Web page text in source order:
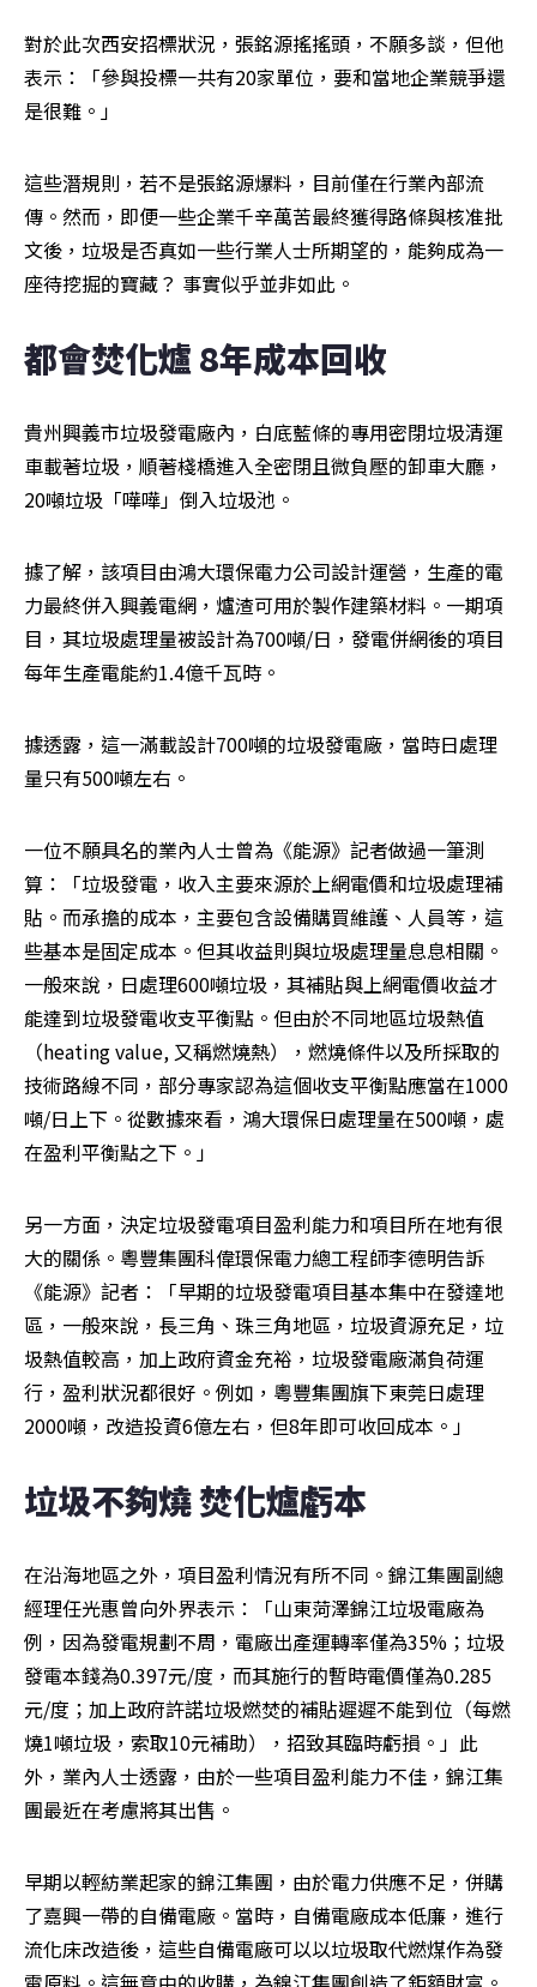
對於此次西安招標狀況，張銘源搖搖頭，不願多談，但他
表示：「參與投標一共有20家單位，要和當地企業競爭還
是很難。」
這些潛規則，若不是張銘源爆料，目前僅在行業內部流
傳。然而，即便一些企業千辛萬苦最終獲得路條與核准批
文後，垃圾是否真如一些行業人士所期望的，能夠成為一
座待挖掘的寶藏？ 事實似乎並非如此。
都會焚化爐 8年成本回收
貴州興義市垃圾發電廠內，白底藍條的專用密閉垃圾清運
車載著垃圾，順著棧橋進入全密閉且微負壓的卸車大廳，
20噸垃圾「嘩嘩」倒入垃圾池。
據了解，該項目由鴻大環保電力公司設計運營，生產的電
力最終併入興義電網，爐渣可用於製作建築材料。一期項
目，其垃圾處理量被設計為700噸/日，發電併網後的項目
每年生產電能約1.4億千瓦時。
據透露，這一滿載設計700噸的垃圾發電廠，當時日處理
量只有500噸左右。
一位不願具名的業內人士曾為《能源》記者做過一筆測
算：「垃圾發電，收入主要來源於上網電價和垃圾處理補
貼。而承擔的成本，主要包含設備購買維護、人員等，這
些基本是固定成本。但其收益則與垃圾處理量息息相關。
一般來說，日處理600噸垃圾，其補貼與上網電價收益才
能達到垃圾發電收支平衡點。但由於不同地區垃圾熱值
（heating value, 又稱燃燒熱），燃燒條件以及所採取的
技術路線不同，部分專家認為這個收支平衡點應當在1000
噸/日上下。從數據來看，鴻大環保日處理量在500噸，處
在盈利平衡點之下。」
另一方面，決定垃圾發電項目盈利能力和項目所在地有很
大的關係。粵豐集團科偉環保電力總工程師李德明告訴
《能源》記者：「早期的垃圾發電項目基本集中在發達地
區，一般來說，長三角、珠三角地區，垃圾資源充足，垃
圾熱值較高，加上政府資金充裕，垃圾發電廠滿負荷運
行，盈利狀況都很好。例如，粵豐集團旗下東莞日處理
2000噸，改造投資6億左右，但8年即可收回成本。」
垃圾不夠燒 焚化爐虧本
在沿海地區之外，項目盈利情況有所不同。錦江集團副總
經理任光惠曾向外界表示：「山東菏澤錦江垃圾電廠為
例，因為發電規劃不周，電廠出產運轉率僅為35%；垃圾
發電本錢為0.397元/度，而其施行的暫時電價僅為0.285
元/度；加上政府許諾垃圾燃焚的補貼遲遲不能到位（每燃
燒1噸垃圾，索取10元補助），招致其臨時虧損。」此
外，業內人士透露，由於一些項目盈利能力不佳，錦江集
團最近在考慮將其出售。
早期以輕紡業起家的錦江集團，由於電力供應不足，併購
了嘉興一帶的自備電廠。當時，自備電廠成本低廉，進行
流化床改造後，這些自備電廠可以以垃圾取代燃煤作為發